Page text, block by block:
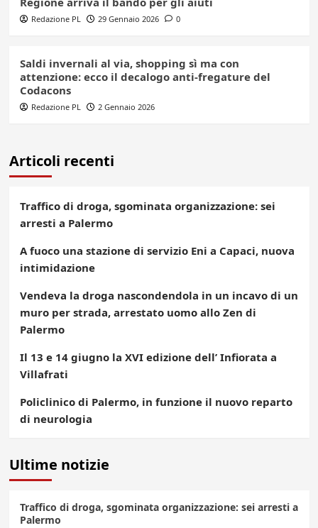
Redazione PL 29 Gennaio 2026 0
Saldi invernali al via, shopping sì ma con
attenzione: ecco il decalogo anti-fregature del
Codacons
Redazione PL 2 Gennaio 2026
Articoli recenti
Traffico di droga, sgominata organizzazione: sei
arresti a Palermo
A fuoco una stazione di servizio Eni a Capaci, nuova
intimidazione
Vendeva la droga nascondendola in un incavo di un
muro per strada, arrestato uomo allo Zen di
Palermo
Il 13 e 14 giugno la XVI edizione dell’ Infiorata a
Villafrati
Policlinico di Palermo, in funzione il nuovo reparto
di neurologia
Ultime notizie
Traffico di droga, sgominata organizzazione: sei arresti a
Palermo